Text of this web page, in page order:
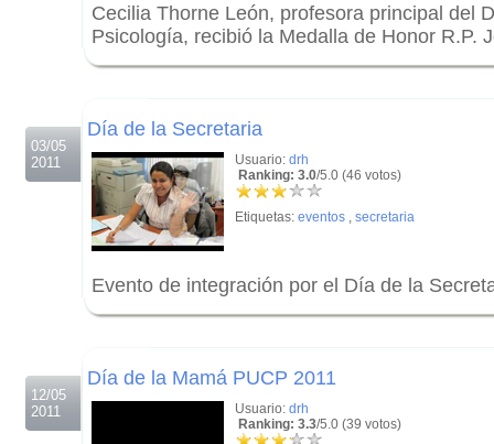
Cecilia Thorne León, profesora principal del
Psicología, recibió la Medalla de Honor R.P.
03/05
2011
Día de la Secretaria
Usuario: drh
Ranking: 3.0/5.0 (46 votos)
Etiquetas: eventos , secretaria
Evento de integración por el Día de la
12/05
2011
Día de la Mamá PUCP 2011
Usuario: drh
Ranking: 3.3/5.0 (39 votos)